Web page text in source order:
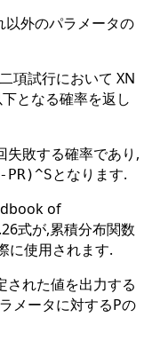
以外のパラメータの
項試行において XN
となる確率を返し
失敗する確率であり,
となります.
of
式が,累積分布関数
に使用されます.
された値を出力する
メータに対するPの